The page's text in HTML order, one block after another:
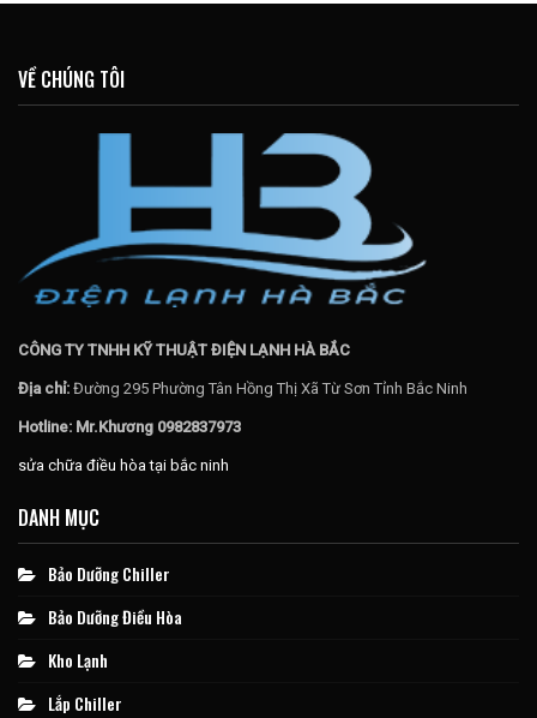
VỀ CHÚNG TÔI
CÔNG TY TNHH KỸ THUẬT ĐIỆN LẠNH HÀ BẮC
Địa chỉ: Đường 295 Phường Tân Hồng Thị Xã Từ Sơn Tỉnh Bắc Ninh
Hotline: Mr.Khương 0982837973
sửa chữa điều hòa tại bắc ninh
DANH MỤC
Bảo Dưỡng Chiller
Bảo Dưỡng Điều Hòa
Kho Lạnh
Lắp Chiller